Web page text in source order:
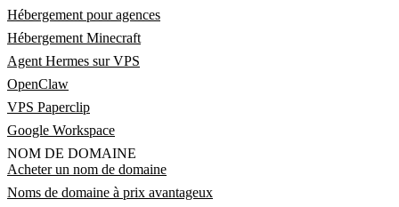
Hébergement pour agences
Hébergement Minecraft
Agent Hermes sur VPS
OpenClaw
VPS Paperclip
Google Workspace
NOM DE DOMAINE
Acheter un nom de domaine
Noms de domaine à prix avantageux